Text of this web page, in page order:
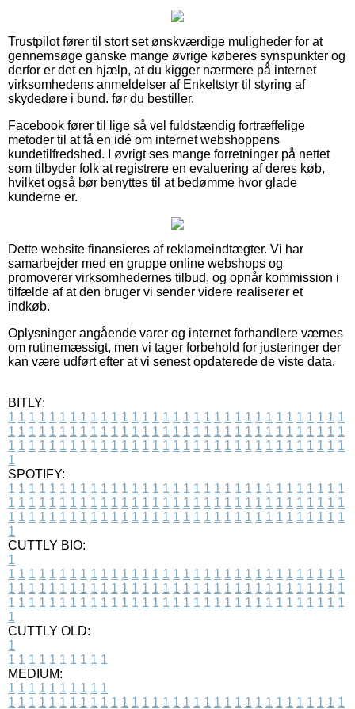
Trustpilot fører til stort set ønskværdige muligheder for at
gennemsøge ganske mange øvrige køberes synspunkter og
derfor er det en hjælp, at du kigger nærmere på internet
virksomhedens anmeldelser af Enkeltstyr til styring af
skydedøre i bund. før du bestiller.
Facebook fører til lige så vel fuldstændig fortræffelige
metoder til at få en idé om internet webshoppens
kundetilfredshed. I øvrigt ses mange forretninger på nettet
som tilbyder folk at registrere en evaluering af deres køb,
hvilket også bør benyttes til at bedømme hvor glade
kunderne er.
Dette website finansieres af reklameindtægter. Vi har
samarbejder med en gruppe online webshops og
promoverer virksomhedernes tilbud, og opnår kommission i
tilfælde af at den bruger vi sender videre realiserer et
indkøb.
Oplysninger angående varer og internet forhandlere værnes
om rutinemæssigt, men vi tager forbehold for justeringer der
kan være udført efter at vi senest opdaterede de viste data.
BITLY:
1 1 1 1 1 1 1 1 1 1 1 1 1 1 1 1 1 1 1 1 1 1 1 1 1 1 1 1 1 1 1 1 1
1 1 1 1 1 1 1 1 1 1 1 1 1 1 1 1 1 1 1 1 1 1 1 1 1 1 1 1 1 1 1 1 1
1 1 1 1 1 1 1 1 1 1 1 1 1 1 1 1 1 1 1 1 1 1 1 1 1 1 1 1 1 1 1 1 1
1
SPOTIFY:
1 1 1 1 1 1 1 1 1 1 1 1 1 1 1 1 1 1 1 1 1 1 1 1 1 1 1 1 1 1 1 1 1
1 1 1 1 1 1 1 1 1 1 1 1 1 1 1 1 1 1 1 1 1 1 1 1 1 1 1 1 1 1 1 1 1
1 1 1 1 1 1 1 1 1 1 1 1 1 1 1 1 1 1 1 1 1 1 1 1 1 1 1 1 1 1 1 1 1
1
CUTTLY BIO:
1
1 1 1 1 1 1 1 1 1 1 1 1 1 1 1 1 1 1 1 1 1 1 1 1 1 1 1 1 1 1 1 1 1
1 1 1 1 1 1 1 1 1 1 1 1 1 1 1 1 1 1 1 1 1 1 1 1 1 1 1 1 1 1 1 1 1
1 1 1 1 1 1 1 1 1 1 1 1 1 1 1 1 1 1 1 1 1 1 1 1 1 1 1 1 1 1 1 1 1
1
CUTTLY OLD:
1
1 1 1 1 1 1 1 1 1 1
MEDIUM:
1 1 1 1 1 1 1 1 1 1
1 1 1 1 1 1 1 1 1 1 1 1 1 1 1 1 1 1 1 1 1 1 1 1 1 1 1 1 1 1 1 1 1